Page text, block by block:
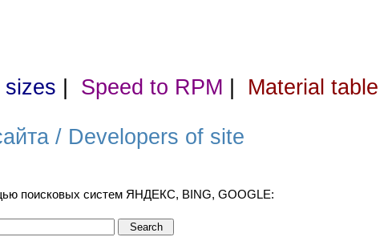
sizes Speed to RPM Material table
/ Developers of site
поисковых систем ЯНДЕКС, BING, GOOGLE: